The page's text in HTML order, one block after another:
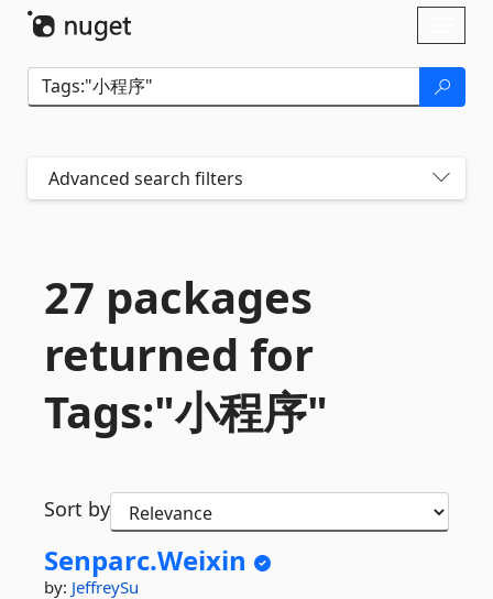
Advanced search filters
27 packages
returned for
Tags:"小程序"
Sort by
Senparc.Weixin
by: JeffreySu